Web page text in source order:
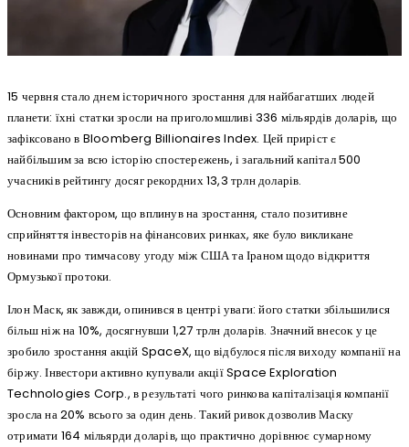
15 червня стало днем історичного зростання для найбагатших людей
планети: їхні статки зросли на приголомшливі 336 мільярдів доларів, що
зафіксовано в Bloomberg Billionaires Index. Цей приріст є
найбільшим за всю історію спостережень, і загальний капітал 500
учасників рейтингу досяг рекордних 13,3 трлн доларів.
Основним фактором, що вплинув на зростання, стало позитивне
сприйняття інвесторів на фінансових ринках, яке було викликане
новинами про тимчасову угоду між США та Іраном щодо відкриття
Ормузької протоки.
Ілон Маск, як завжди, опинився в центрі уваги: його статки збільшилися
більш ніж на 10%, досягнувши 1,27 трлн доларів. Значний внесок у це
зробило зростання акцій SpaceX, що відбулося після виходу компанії на
біржу. Інвестори активно купували акції Space Exploration
Technologies Corp., в результаті чого ринкова капіталізація компанії
зросла на 20% всього за один день. Такий ривок дозволив Маску
отримати 164 мільярди доларів, що практично дорівнює сумарному